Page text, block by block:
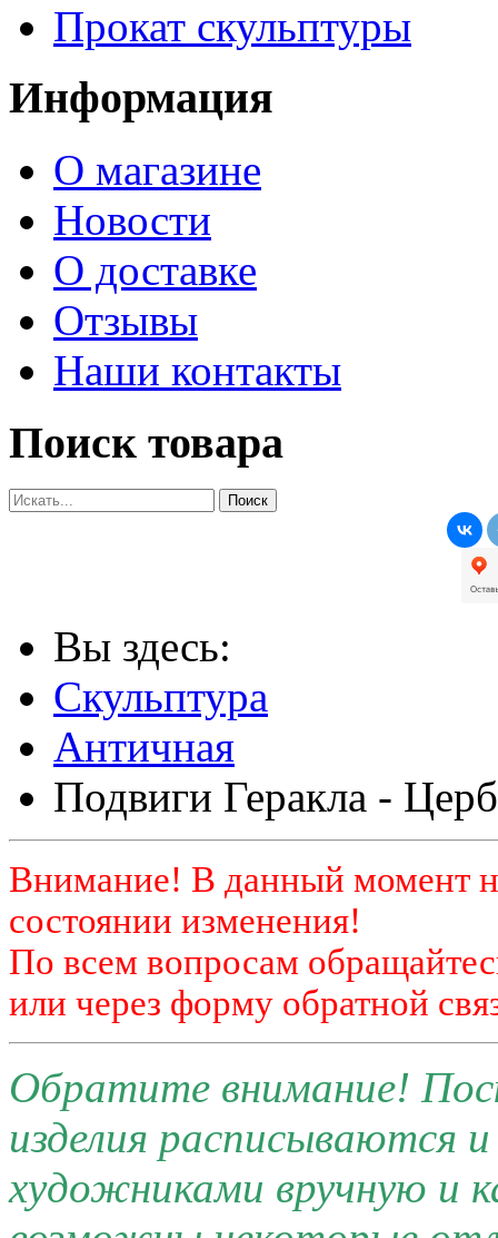
Прокат скульптуры
Информация
О магазине
Новости
О доставке
Отзывы
Наши контакты
Поиск товара
Вы здесь:
Скульптура
Античная
Подвиги Геракла -
Внимание! В данный момент
состоянии изменения!
По всем вопросам
или через форму обратной
Обратите внимание!
изделия расписываются
художниками вручную и